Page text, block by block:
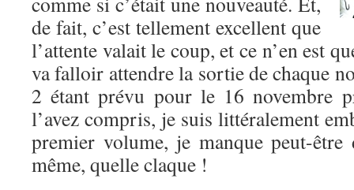
de fait, c’est tellement excellent que
l’attente valait le coup, et ce n’en est
va falloir attendre la sortie de chaque
2 étant prévu pour le 16 novembre
l’avez compris, je suis littéralement
premier volume, je manque peut-
même, quelle claque !